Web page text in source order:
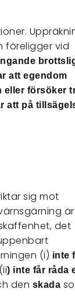
föreligger vid
att egendom
eller försöker
att på
sig mot
är
det
(i) inte
) inte får råda
den skada